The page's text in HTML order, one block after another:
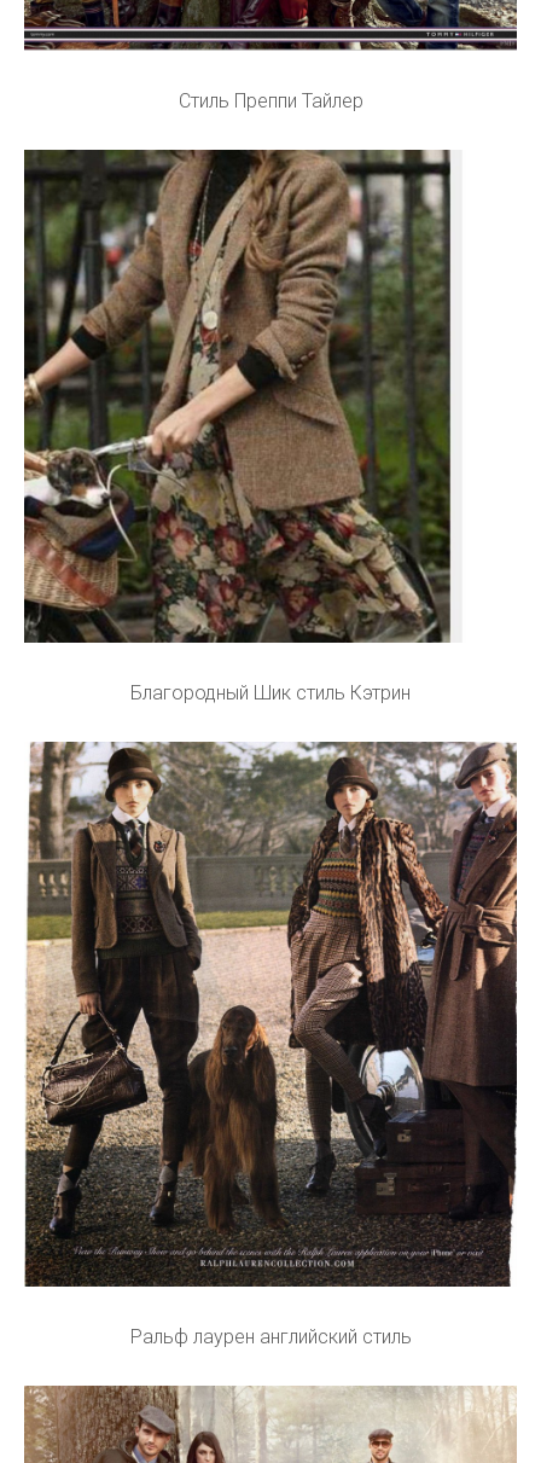
Стиль Преппи Тайлер
Благородный Шик стиль Кэтрин
Ральф лаурен английский стиль